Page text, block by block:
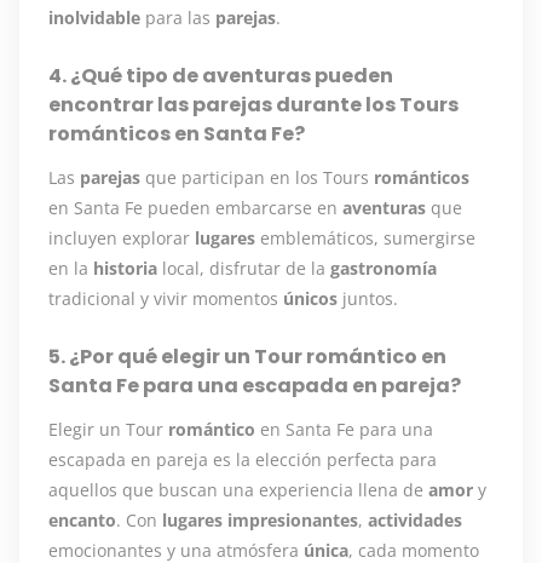
inolvidable para las parejas.
4. ¿Qué tipo de aventuras pueden
encontrar las parejas durante los Tours
románticos en Santa Fe?
Las parejas que participan en los Tours románticos
en Santa Fe pueden embarcarse en aventuras que
incluyen explorar lugares emblemáticos, sumergirse
en la historia local, disfrutar de la gastronomía
tradicional y vivir momentos únicos juntos.
5. ¿Por qué elegir un Tour romántico en
Santa Fe para una escapada en pareja?
Elegir un Tour romántico en Santa Fe para una
escapada en pareja es la elección perfecta para
aquellos que buscan una experiencia llena de amor y
encanto. Con lugares impresionantes, actividades
emocionantes y una atmósfera única, cada momento